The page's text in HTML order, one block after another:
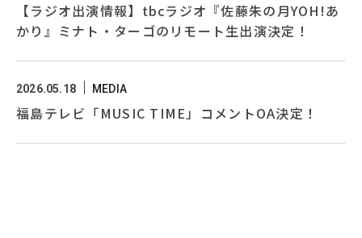
【ラジオ出演情報】tbcラジオ『佐藤朱の月YOH!あ
かり』ミナト・ターゴのリモート生出演決定！
2026.05.18 MEDIA
福島テレビ「MUSIC TIME」コメントOA決定！